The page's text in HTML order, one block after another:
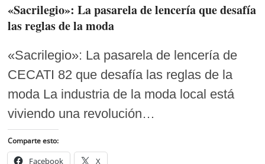
«Sacrilegio»: La pasarela de lencería que desafía
las reglas de la moda
«Sacrilegio»: La pasarela de lencería de
CECATI 82 que desafía las reglas de la
moda La industria de la moda local está
viviendo una revolución…
Comparte esto:
Facebook X